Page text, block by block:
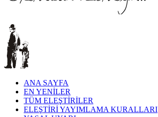
ANA SAYFA
EN YENİLER
TÜM ELEŞTİRİLER
ELEŞTİRİ YAYIMLAMA KURALLARI